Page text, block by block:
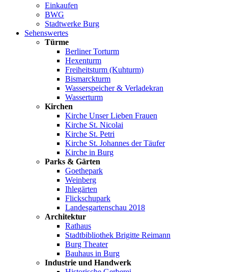
Einkaufen
BWG
Stadtwerke Burg
Sehenswertes
Türme
Berliner Torturm
Hexenturm
Freiheitsturm (Kuhturm)
Bismarckturm
Wasserspeicher & Verladekran
Wasserturm
Kirchen
Kirche Unser Lieben Frauen
Kirche St. Nicolai
Kirche St. Petri
Kirche St. Johannes der Täufer
Kirche in Burg
Parks & Gärten
Goethepark
Weinberg
Ihlegärten
Flickschupark
Landesgartenschau 2018
Architektur
Rathaus
Stadtbibliothek Brigitte Reimann
Burg Theater
Bauhaus in Burg
Industrie und Handwerk